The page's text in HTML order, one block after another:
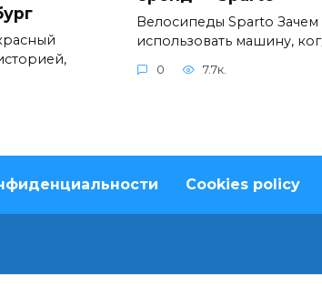
Велосипеды Sparto Зачем
использовать машину,
0 7.7к.
Cookies policy